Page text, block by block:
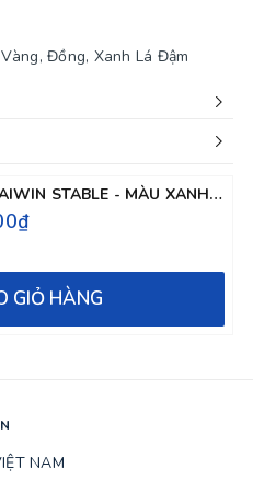
Đồng, Xanh Lá Đậm
ÁO THỦ MÔN KAIWIN STABLE - MÀU XANH CHUỐI
GIỎ HÀNG
NAM